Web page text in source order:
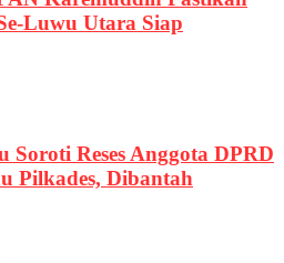
Luwu Utara Siap
Soroti Reses Anggota DPRD
Pilkades, Dibantah